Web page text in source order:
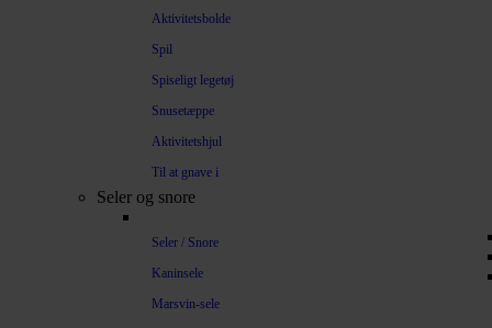
Aktivitetsbolde
Spil
Spiseligt legetøj
Snusetæppe
Aktivitetshjul
Til at gnave i
Seler og snore
Seler / Snore
Kaninsele
Marsvin-sele